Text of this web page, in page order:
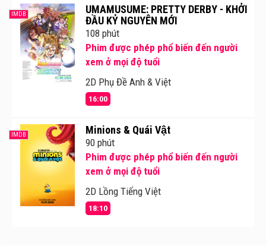
IMDB
UMAMUSUME: PRETTY DERBY - KHỞI
ĐẦU KỶ NGUYÊN MỚI
108 phút
Phim được phép phổ biến đến người
xem ở mọi độ tuổi
2D Phụ Đề Anh & Việt
16:00
IMDB Minions & Quái Vật
90 phút
Phim được phép phổ biến đến người
xem ở mọi độ tuổi
2D Lồng Tiếng Việt
18:10